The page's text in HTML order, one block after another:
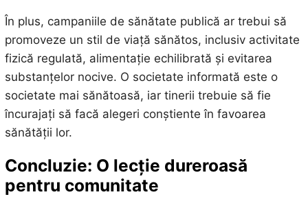
În plus, campaniile de sănătate publică ar trebui să
promoveze un stil de viață sănătos, inclusiv activitate
fizică regulată, alimentație echilibrată și evitarea
substanțelor nocive. O societate informată este o
societate mai sănătoasă, iar tinerii trebuie să fie
încurajați să facă alegeri conștiente în favoarea
sănătății lor.
Concluzie: O lecție dureroasă
pentru comunitate